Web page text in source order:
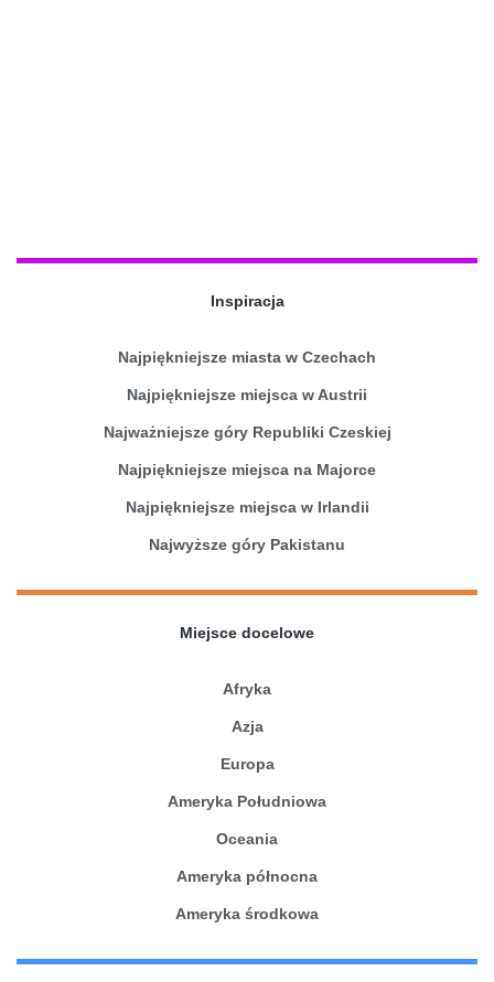
Inspiracja
Najpiękniejsze miasta w Czechach
Najpiękniejsze miejsca w Austrii
Najważniejsze góry Republiki Czeskiej
Najpiękniejsze miejsca na Majorce
Najpiękniejsze miejsca w Irlandii
Najwyższe góry Pakistanu
Miejsce docelowe
Afryka
Azja
Europa
Ameryka Południowa
Oceania
Ameryka północna
Ameryka środkowa